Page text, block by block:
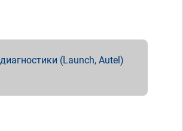
(Launch, Autel)